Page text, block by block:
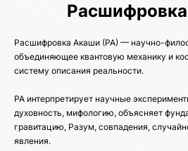
Расшифровка Акаши (РА) — научно-
объединяющее квантовую механику и
систему описания реальности.
РА интерпретирует научные
духовность, мифологию, объясняет
гравитацию, Разум, совпадения,
явления.